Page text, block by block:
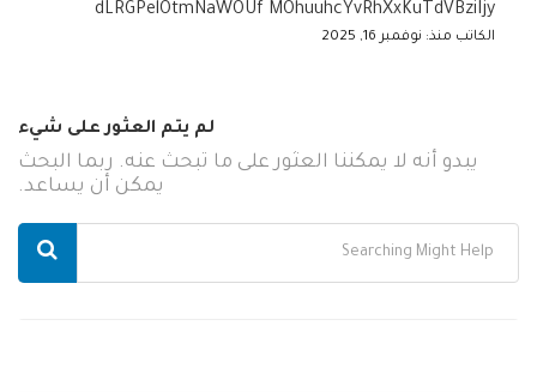
dLRGPelOtmNaWOUf MOhuuhcYvRhXxKuTdVBziIjy
الكاتب منذ: نوفمبر 16, 2025
لم يتم العثور على شيء
يبدو أنه لا يمكننا العثور على ما تبحث عنه. ربما البحث
يمكن أن يساعد.